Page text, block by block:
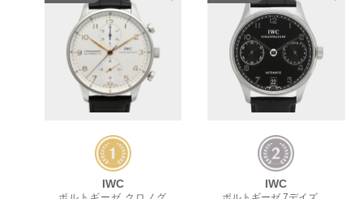
IWC IWC